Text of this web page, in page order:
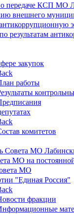
передаче КСП МО
внешнего
результатам
закупок
работы
комитетов
Совета МО
МО на
МО
"Единая Россия"
фракции